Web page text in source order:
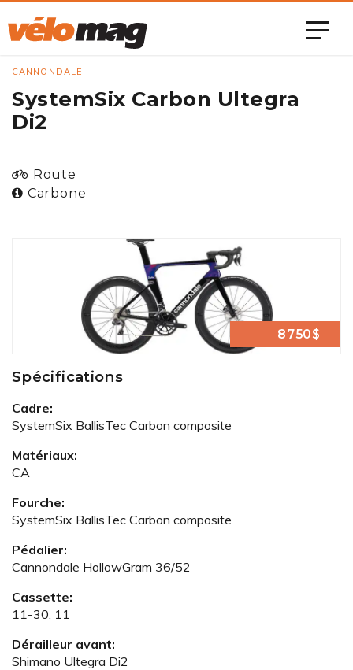
CANNONDALE
SystemSix Carbon Ultegra
Di2
Route
Carbone
8750$
Spécifications
Cadre:
SystemSix BallisTec Carbon composite
Matériaux:
CA
Fourche:
SystemSix BallisTec Carbon composite
Pédalier:
Cannondale HollowGram 36/52
Cassette:
11-30, 11
Dérailleur avant:
Shimano Ultegra Di2